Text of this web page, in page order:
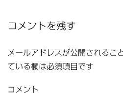
コメントを残す
メールアドレスが公開されるこ
ている欄は必須項目です
コメント